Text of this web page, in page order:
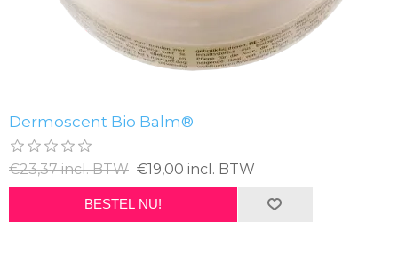
Dermoscent Bio Balm®
€23,37 incl. BTW €19,00 incl. BTW
BESTEL NU!